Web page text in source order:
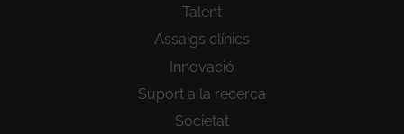
Talent
Assaigs clínics
Innovació
Suport a la recerca
Societat